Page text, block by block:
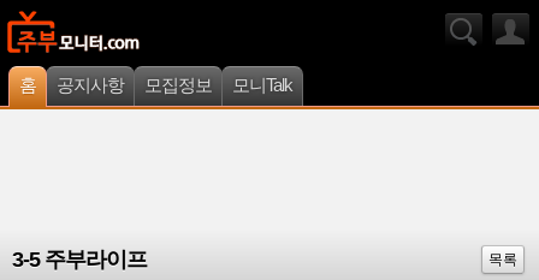
홈 공지사항 모집정보 모니Talk
3-5 주부라이프
목록